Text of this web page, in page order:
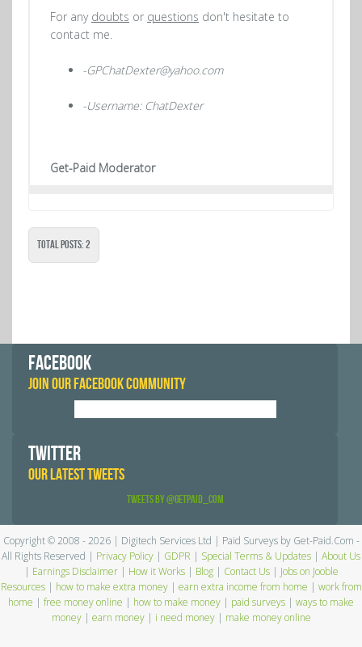
For any doubts or questions don't hesitate to
contact me.
-GPChatDexter@yahoo.com
-Username: ChatDexter
Get-Paid Moderator
Total Posts: 2
FACEBOOK
JOIN OUR FACEBOOK COMMUNITY
TWITTER
OUR LATEST TWEETS
Tweets by @GetPaid_Com
Copyright © 2008 - 2026 | Digitech Services Ltd | Paid Surveys by Get-Paid.Com -
All Rights Reserved | Privacy Policy | GDPR | Special Terms & Updates | About Us
| Earnings Disclaimer| How it Works| Blog| Contact Us| Jobs on Jooble
Resources| how to make extra money| earn extra income from home | work from
home | free money online | how to make money | paid surveys | ways to make
money| earn money| i need money| make money online